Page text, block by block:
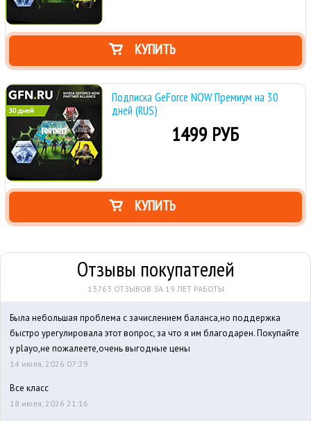
КУПИТЬ
Подписка GeForce NOW Премиум на 30
дней (RUS)
1499 РУБ
КУПИТЬ
Отзывы покупателей
13763 ОТЗЫВОВ ЗА 19 ЛЕТ РАБОТЫ
Была небольшая проблема с зачислением баланса,но поддержка
быстро урегулировала этот вопрос, за что я им благодарен. Покупайте
у playo,не пожалеете,очень выгодные цены
14 июля, 2026 07:29
Все класс
18 июля, 2026 21:16